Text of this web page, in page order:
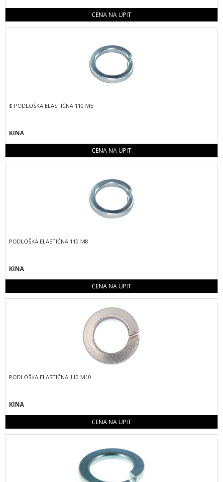
CENA NA UPIT
$ PODLOŠKA ELASTIČNA 110 M5
KINA
CENA NA UPIT
PODLOŠKA ELASTIČNA 110 M8
KINA
CENA NA UPIT
PODLOŠKA ELASTIČNA 110 M10
KINA
CENA NA UPIT